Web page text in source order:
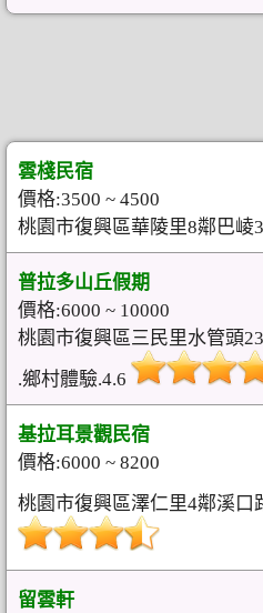
雲棧民宿
價格:3500 ~ 4500
桃園市復興區華陵里8鄰巴崚
普拉多山丘假期
價格:6000 ~ 10000
桃園市復興區三民里水管頭
.鄉村體驗.4.6
基拉耳景觀民宿
價格:6000 ~ 8200
桃園市復興區澤仁里4鄰溪口
留雲軒